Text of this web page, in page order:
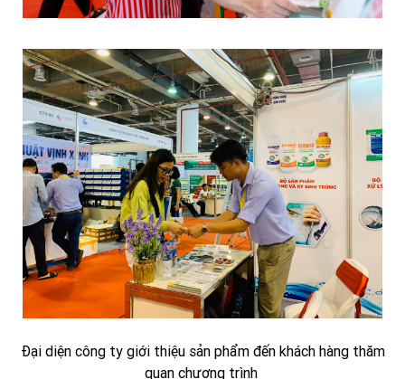
Đại diện công ty giới thiệu sản phẩm đến khách hàng thăm
quan chương trình